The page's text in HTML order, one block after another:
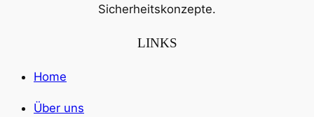
Sicherheitskonzepte.
LINKS
Home
Über uns